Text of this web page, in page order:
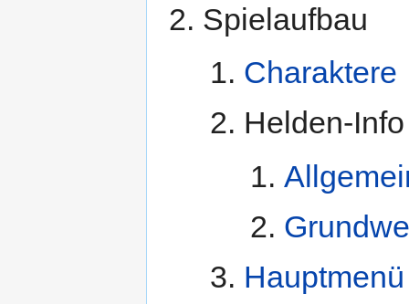
Spielaufbau
Charaktere
Helden-Info
Hauptmenü